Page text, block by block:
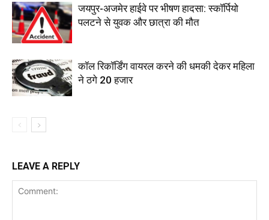
जयपुर-अजमेर हाईवे पर भीषण हादसा: स्कॉर्पियो
पलटने से युवक और छात्रा की मौत
कॉल रिकॉर्डिंग वायरल करने की धमकी देकर महिला
ने ठगे 20 हजार
LEAVE A REPLY